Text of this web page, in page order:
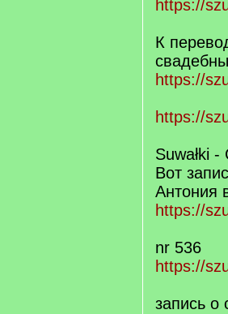
https://
К
https://
https://
Suwałki -
Вот
Антония
https://
nr 536
https://
запись о